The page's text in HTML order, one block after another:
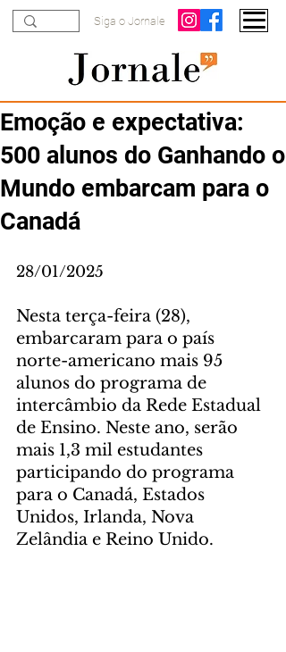
Siga o Jornale
Emoção e expectativa:
500 alunos do Ganhando o
Mundo embarcam para o
Canadá
28/01/2025
Nesta terça-feira (28),
embarcaram para o país
norte-americano mais 95
alunos do programa de
intercâmbio da Rede Estadual
de Ensino. Neste ano, serão
mais 1,3 mil estudantes
participando do programa
para o Canadá, Estados
Unidos, Irlanda, Nova
Zelândia e Reino Unido.